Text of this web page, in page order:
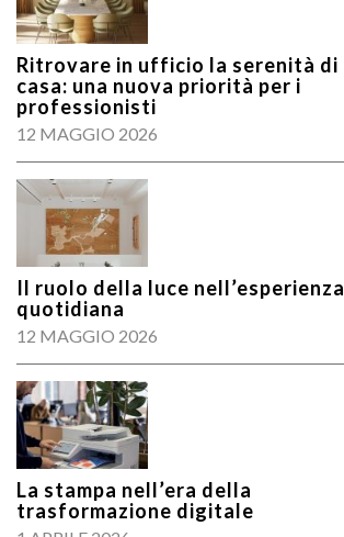
Ritrovare in ufficio la serenità di
casa: una nuova priorità per i
professionisti
12 MAGGIO 2026
Il ruolo della luce nell’esperienza
quotidiana
12 MAGGIO 2026
La stampa nell’era della
trasformazione digitale